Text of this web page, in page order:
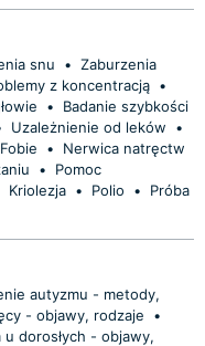
snu • Zaburzenia
z koncentracją •
•
Badanie szybkości
Uzależnienie od leków
•
Fobie •
Nerwica natręctw
•
Pomoc
Kriolezja • Polio •
Próba
autyzmu - metody,
- objawy, rodzaje
•
u dorosłych - objawy,